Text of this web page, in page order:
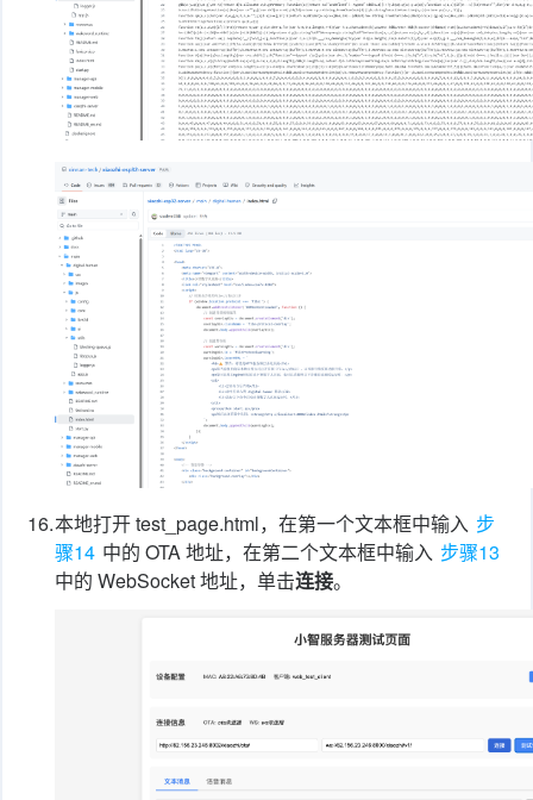
16.本地打开 test_page.html，在第一个文本框中输入 步
骤14 中的 OTA 地址，在第二个文本框中输入 步骤13
中的 WebSocket 地址，单击连接。